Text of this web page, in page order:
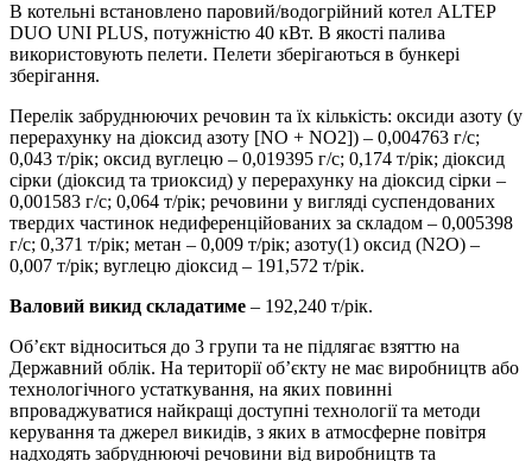
В котельні встановлено паровий/водогрійний котел ALTEP
DUO UNI PLUS, потужністю 40 кВт. В якості палива
використовують пелети. Пелети зберігаються в бункері
зберігання.
Перелік забруднюючих речовин та їх кількість: оксиди азоту (у
перерахунку на діоксид азоту [NO + NO2]) – 0,004763 г/с;
0,043 т/рік; оксид вуглецю – 0,019395 г/с; 0,174 т/рік; діоксид
сірки (діоксид та триоксид) у перерахунку на діоксид сірки –
0,001583 г/с; 0,064 т/рік; речовини у вигляді суспендованих
твердих частинок недиференційованих за складом – 0,005398
г/с; 0,371 т/рік; метан – 0,009 т/рік; азоту(1) оксид (N2O) –
0,007 т/рік; вуглецю діоксид – 191,572 т/рік.
Валовий викид складатиме – 192,240 т/рік.
Об’єкт відноситься до 3 групи та не підлягає взяттю на
Державний облік. На території об’єкту не має виробництв або
технологічного устаткування, на яких повинні
впроваджуватися найкращі доступні технології та методи
керування та джерел викидів, з яких в атмосферне повітря
надходять забруднюючі речовини від виробництв та